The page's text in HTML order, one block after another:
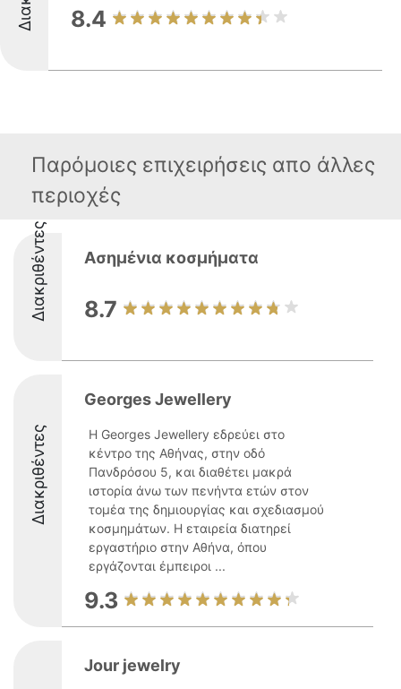
8.4
Παρόμοιες επιχειρήσεις απο άλλες
περιοχές
Διακριθέντες Ασημένια κοσμήματα
8.7
Διακριθέντες
Georges Jewellery
Η Georges Jewellery εδρεύει στο
κέντρο της Αθήνας, στην οδό
Πανδρόσου 5, και διαθέτει μακρά
ιστορία άνω των πενήντα ετών στον
τομέα της δημιουργίας και σχεδιασμού
κοσμημάτων. Η εταιρεία διατηρεί
εργαστήριο στην Αθήνα, όπου
εργάζονται έμπειροι ...
9.3
Jour jewelry